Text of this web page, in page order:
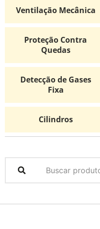
Ventilação Mecânica
Proteção Contra
Quedas
Detecção de Gases
Fixa
Cilindros